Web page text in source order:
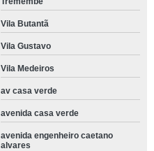
Vila Butantã
Vila Gustavo
Vila Medeiros
av casa verde
avenida casa verde
avenida engenheiro caetano
alvares